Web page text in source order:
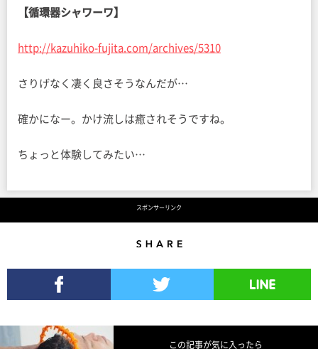
【循環器シャワーワ】
http://kazuhiko-fujita.com/archives/5310
さりげなく凄く良さそうなんだが…
確かになー。かけ流しは癒されそうですね。
ちょっと体験してみたい…
スポンサーリンク
この記事が気に入ったら